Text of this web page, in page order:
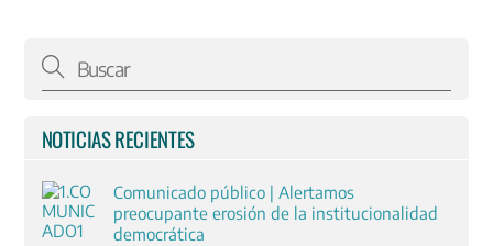
NOTICIAS RECIENTES
Comunicado público | Alertamos
preocupante erosión de la institucionalidad
democrática